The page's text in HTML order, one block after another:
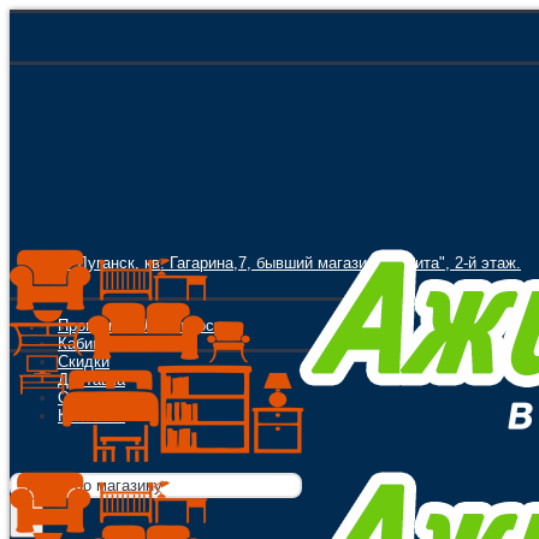
г. Луганск, кв. Гагарина,7, бывший магазин "Орбита", 2-й этаж.
Программа Лояльности
Кабинет
Скидки
Доставка
Оплата
Контакты